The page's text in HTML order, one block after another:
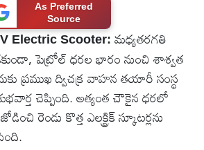
As Preferred
Source
Electric Scooter: మధ్యతరగతి
పెట్రోల్ ధరల భారం నుంచి శాశ్వత
ప్రముఖ ద్విచక్ర వాహన తయారీ సంస్థ
చెప్పింది. అత్యంత చౌకైన ధరలో
రెండు కొత్త ఎలక్ట్రిక్ స్కూటర్లను